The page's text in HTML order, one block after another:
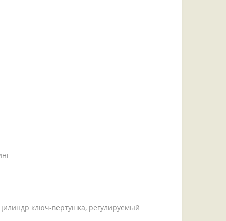
ключ-вертушка, регулируемый